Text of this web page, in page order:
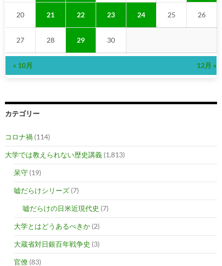
20 21 22 23 24 25 26
27 28 29 30
« 10月 12月 »
カテゴリー
コロナ禍 (114)
大学では教えられない歴史講義 (1,813)
呆守 (19)
嘘だらけシリーズ (7)
嘘だらけの日米近現代史 (7)
大学とはどうあるべきか (2)
大蔵省対日銀百年戦争史 (3)
官僚 (83)